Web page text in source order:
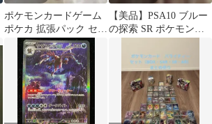
ポケモンカードゲーム
ポケカ 拡張パック セッ
ト売り
【美品】PSA10 ブルー
の探索 SR ポケモンカ